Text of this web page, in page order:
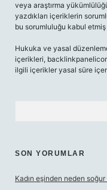
veya araştırma
yazdıkları içeriklerin
bu sorumluluğu kabul etmiş
Hukuka ve yasal
içerikleri,
ilgili içerikler yasal süre
SON YORUMLAR
Kadın eşinden neden soğur